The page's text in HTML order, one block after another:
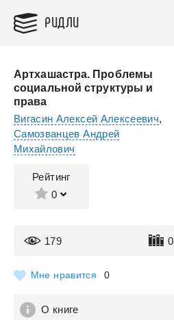
РИДЛИ
Артхашастра. Проблемы
социальной структуры и
права
Вигасин Алексей Алексеевич,
Самозванцев Андрей
Михайлович
Рейтинг
0
179 0
Мне нравится 0
О книге